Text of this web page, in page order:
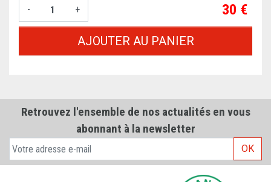
-
+ Prix
30 €
AJOUTER AU PANIER
Retrouvez l'ensemble de nos actualités en vous
abonnant à la newsletter
OK